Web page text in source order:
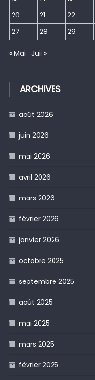
20
21 22
27
28 29
« Mai Juil »
ARCHIVES
août 2026
juin 2026
mai 2026
avril 2026
mars 2026
février 2026
janvier 2026
octobre 2025
septembre 2025
août 2025
mai 2025
mars 2025
février 2025